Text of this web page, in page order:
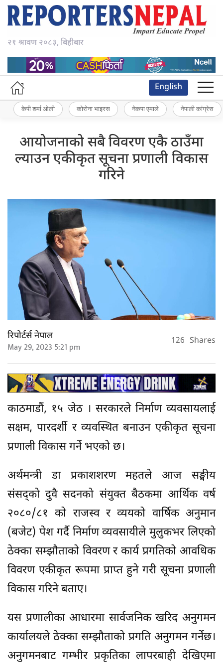
२१ श्रावण २०८३, बिहीबार
English
केपी शर्मा ओली कोरोना भाइरस नेकपा एमाले नेपाली कांग्रेस
आयोजनाको सबै विवरण एकै ठाउँमा
ल्याउन एकीकृत सूचना प्रणाली विकास
गरिने
रिपोर्टर्स नेपाल
May 29, 2023 5:21 pm 126 Shares
काठमाडौं, १५ जेठ । सरकारले निर्माण व्यवसायलाई
सक्षम, पारदर्शी र व्यवस्थित बनाउन एकीकृत सूचना
प्रणाली विकास गर्ने भएको छ।
अर्थमन्त्री डा प्रकाशशरण महतले आज सङ्घीय
संसद्को दुवै सदनको संयुक्त बैठकमा आर्थिक वर्ष
२०८०/८१ को राजस्व र व्ययको वार्षिक अनुमान
(बजेट) पेश गर्दै निर्माण व्यवसायीले मुलुकभर लिएको
ठेक्का सम्झौताको विवरण र कार्य प्रगतिको आवधिक
विवरण एकीकृत रूपमा प्राप्त हुने गरी सूचना प्रणाली
विकास गरिने बताए।
यस प्रणालीका आधारमा सार्वजनिक खरिद अनुगमन
कार्यालयले ठेक्का सम्झौताको प्रगति अनुगमन गर्नेछ।
अनुगमनबाट गम्भीर प्रकृतिका लापरबाही देखिएमा